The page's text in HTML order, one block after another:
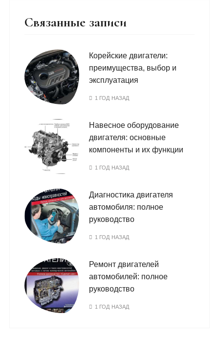
Связанные записи
Корейские двигатели:
преимущества, выбор и
эксплуатация
1 ГОД НАЗАД
Навесное оборудование
двигателя: основные
компоненты и их функции
1 ГОД НАЗАД
Диагностика двигателя
автомобиля: полное
руководство
1 ГОД НАЗАД
Ремонт двигателей
автомобилей: полное
руководство
1 ГОД НАЗАД